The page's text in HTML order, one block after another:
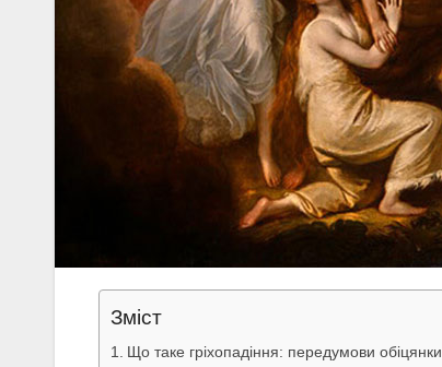
Зміст
Що таке гріхопадіння: передумови обіцянки